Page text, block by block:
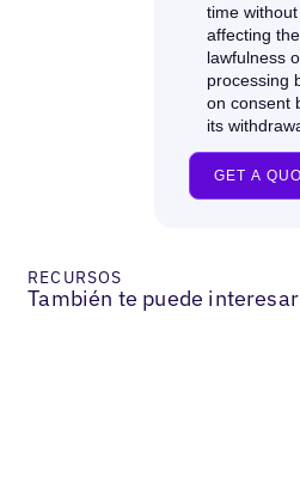
RECURSOS
También te puede interesar